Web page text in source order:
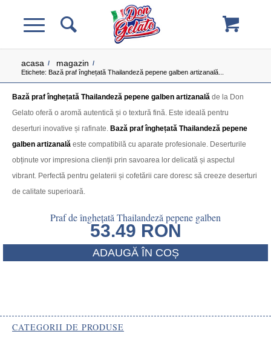
acasa / magazin /
Etichete: Bază praf înghețată Thailandeză pepene galben artizanală...
Bază praf înghețată Thailandeză pepene galben artizanală de la Don
Gelato oferă o aromă autentică și o textură fină. Este ideală pentru
deserturi inovative și rafinate. Bază praf înghețată Thailandeză pepene
galben artizanală este compatibilă cu aparate profesionale. Deserturile
obținute vor impresiona clienții prin savoarea lor delicată și aspectul
vibrant. Perfectă pentru gelaterii și cofetării care doresc să creeze deserturi
de calitate superioară.
Praf de înghețată Thailandeză pepene galben
53.49 RON
ADAUGĂ ÎN COȘ
CATEGORII DE PRODUSE